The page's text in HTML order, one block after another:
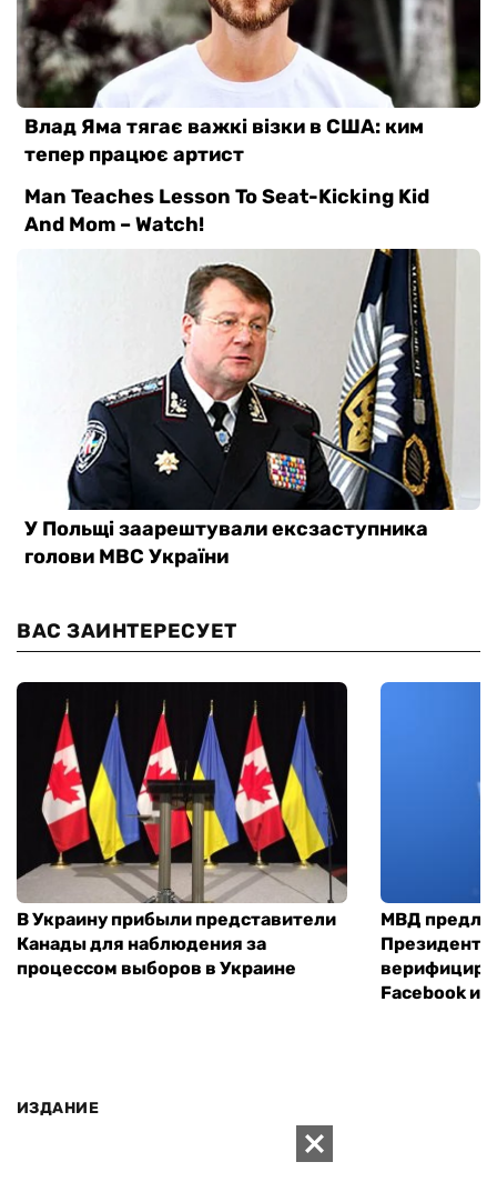
ВАС ЗАИНТЕРЕСУЕТ
В Украину прибыли представители
Канады для наблюдения за
процессом выборов в Украине
МВД
Facebook и
ИЗДАНИЕ